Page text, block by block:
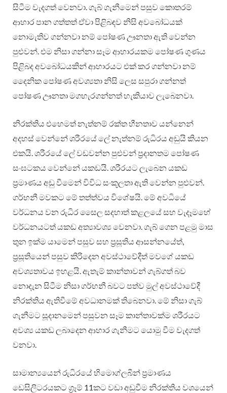
සිටීම වැදගත් වෙනවා. ගැබ් ගැනීමෙන් පසුව කොතරම්
ආහාර පාන ගත්තත් ඒවා පිළිබඳව නිසි අවබෝධයක්
නොමැතිව ගන්නවා නම් පෝෂණ ඌනතා ඇති වෙන්න
පුළුවන්. එම නිසා ගන්නා සෑම ආහාරයකම පෝෂණ ගුණය
පිළිබද අවබෝධයකින් ආහාරයට එක් කර ගන්නවා නම්
දෛනික පෝෂණ අවශ්‍යතා නිසි ලෙස සපුරා ගන්නත්
පෝෂණ ඌනතා මගහැරගන්නත් හැකියාව ලැබෙනවා.
නිරක්තිය එහෙමත් නැත්නම් රක්ත හීනතාව යන්නෙන්
අදහස් වෙන්නේ ශරීරයේ ලේ නැත්නම් රුධිරය අඩුයි කියන
එකයි. ශරීරයේ ලේ වඩවන්න පුළුවන් ප‍්‍රදානතම පෝෂණ
සංඝටකය වෙන්නේ යකඩයි. ශරීරයට ලැබෙන යකඩ
ප‍්‍රමාණය අඩු වීමෙන් විවිධ සංකූලතා ඇති වෙන්න පුළුවන්.
ගර්භනී මවකට මේ තත්ත්වය විශේෂයි. මේ අවධියේ
වර්ධනය වන රුධිර සෛල සදහාත් කළලයේ සහ වැදෑමහේ
වර්ධනයටත් යකඩ අත්‍යාවශ්‍ය වෙනවා. ගැබ් ගෙන පළමු මාස
තුන ඉක්ම යාමෙන් පසුව සහ ප‍්‍රසූතිය ආසන්නයේත්,
ප‍්‍රසූතියෙන් පසුව කිරිදෙන අවස්ථාවේදීත් මවගේ යකඩ
අවශ්‍යතාවය ඉහළයි. ඇතැම් කාන්තාවන් ගැබ්ගත් බව
නොදැන සිටීම නිසා ගර්භනී බවට පත්ව මුල් අවස්ථාවේදී
නිරක්තිය ඇතිවීමේ අවධානමක් තිබෙනවා. මේ නිසා ගැබ්
ගැනීමට සූදානමෙන් පසුවන සෑම කාන්තාවක්ම ශරීරයට
අවශ්‍ය යකඩ ලබාදෙන ආහාර ගැනීමට යොමු වීම වැදගත්
වනවා.
සාමාන්‍යයෙන් රුධිරයේ හිමොග්ලබීන් ප‍්‍රමාණය
ඩෙසිලිටරයකට ග‍්‍රෑම් 11කට වඩා අඩුවීම නිරක්තිය වශයෙන්